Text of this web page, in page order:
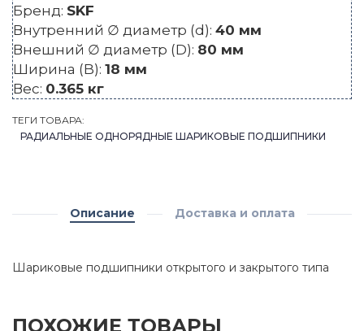
Бренд: SKF
Внутренний ∅ диаметр (d): 40 мм
Внешний ∅ диаметр (D): 80 мм
Ширина (B): 18 мм
Вес: 0.365 кг
ТЕГИ ТОВАРА:
РАДИАЛЬНЫЕ ОДНОРЯДНЫЕ ШАРИКОВЫЕ ПОДШИПНИКИ
Описание Доставка и оплата
Шариковые подшипники открытого и закрытого типа
ПОХОЖИЕ ТОВАРЫ